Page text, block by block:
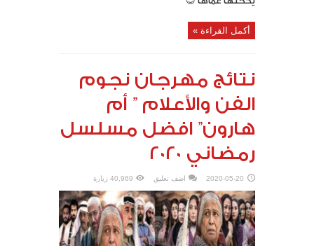
أكمل القراءة »
نتائج مهرجان نجوم
الفن والأعلام ” أم
هارون” افضل مسلسل
رمضاني 2020
2020-05-20 اضف تعليق 40,969 زيارة